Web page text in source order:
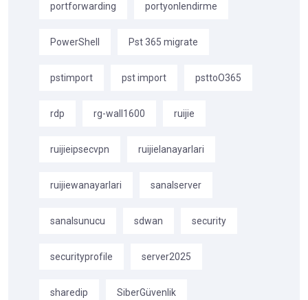
portforwarding portyonlendirme
PowerShell Pst 365 migrate
pstimport pst import psttoO365
rdp rg-wall1600 ruijie
ruijieipsecvpn ruijielanayarlari
ruijiewanayarlari sanalserver
sanalsunucu sdwan security
securityprofile server2025
sharedip SiberGüvenlik